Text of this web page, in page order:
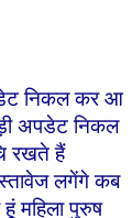
निकल कर आ
अपडेट निकल
रखते हैं
लगेंगे कब
महिला पुरुष